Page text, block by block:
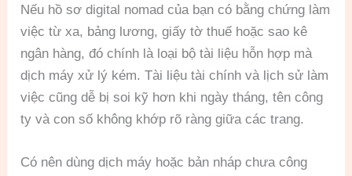
Nếu hồ sơ digital nomad của bạn có bằng chứng làm
việc từ xa, bảng lương, giấy tờ thuế hoặc sao kê
ngân hàng, đó chính là loại bộ tài liệu hỗn hợp mà
dịch máy xử lý kém. Tài liệu tài chính và lịch sử làm
việc cũng dễ bị soi kỹ hơn khi ngày tháng, tên công
ty và con số không khớp rõ ràng giữa các trang.
Có nên dùng dịch máy hoặc bản nháp chưa công